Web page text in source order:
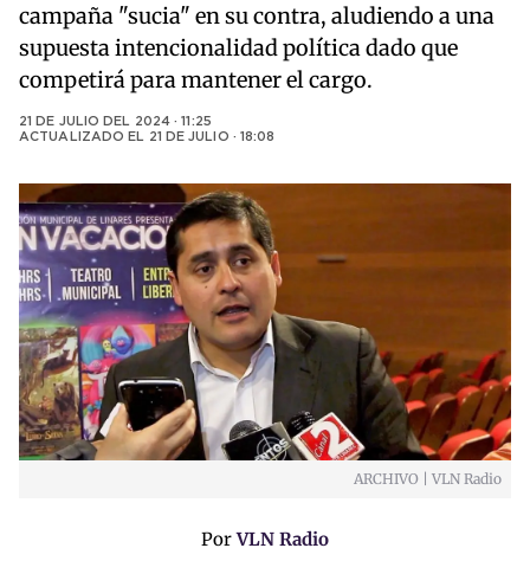
campaña "sucia" en su contra, aludiendo a una
supuesta intencionalidad política dado que
competirá para mantener el cargo.
21 DE JULIO DEL 2024 · 11:25
ACTUALIZADO EL 21 DE JULIO · 18:08
ARCHIVO | VLN Radio
PorVLN Radio